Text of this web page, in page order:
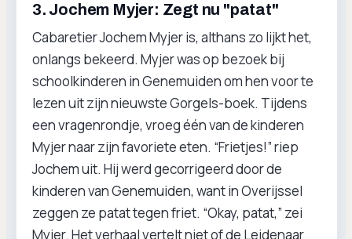
3. Jochem Myjer: Zegt nu "patat"
Cabaretier Jochem Myjer is, althans zo lijkt het,
onlangs bekeerd. Myjer was op bezoek bij
schoolkinderen in Genemuiden om hen voor te
lezen uit zijn nieuwste Gorgels-boek. Tijdens
een vragenrondje, vroeg één van de kinderen
Myjer naar zijn favoriete eten. “Frietjes!” riep
Jochem uit. Hij werd gecorrigeerd door de
kinderen van Genemuiden, want in Overijssel
zeggen ze patat tegen friet. “Okay, patat,” zei
Myjer. Het verhaal vertelt niet of de Leidenaar